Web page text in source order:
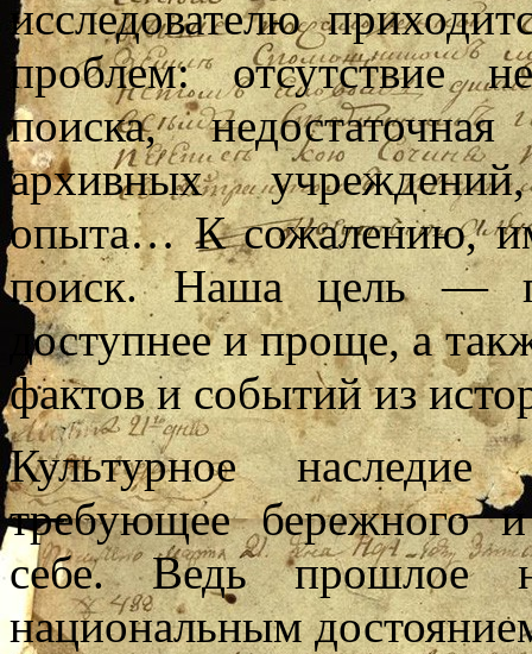
исследователю
проблем: отсутствие
поиска,
архивных
опыта… К сожалению,
поиск. Наша цель —
доступнее и проще, а
фактов и событий из
Культурное
требующее бережного
себе. Ведь прошлое
национальным